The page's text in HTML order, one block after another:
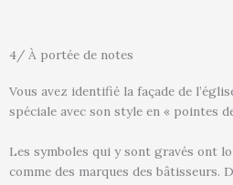
4/ À portée de notes
Vous avez identifié la façade de
spéciale avec son style en « pointes
Les symboles qui y sont gravés ont
comme des marques des bâtisseurs.